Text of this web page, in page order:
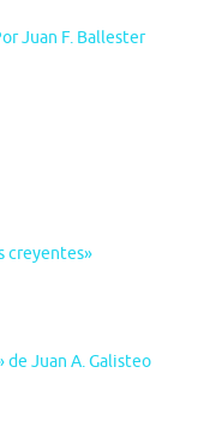
Juan F. Ballester
creyentes»
de Juan A. Galisteo